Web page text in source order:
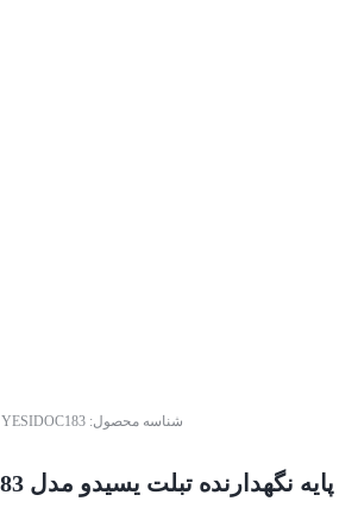
شناسه محصول:YESIDOC183
پایه نگهدارنده تبلت یسیدو مدل C183